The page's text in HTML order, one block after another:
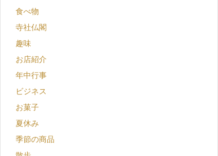
食べ物
寺社仏閣
趣味
お店紹介
年中行事
ビジネス
お菓子
夏休み
季節の商品